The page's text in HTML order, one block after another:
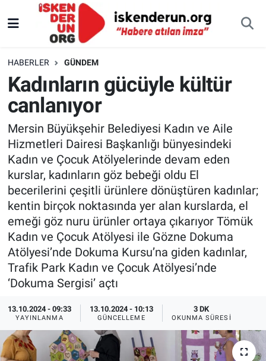
HABERLER GÜNDEM
Kadınların gücüyle kültür
canlanıyor
Mersin Büyükşehir Belediyesi Kadın ve Aile
Hizmetleri Dairesi Başkanlığı bünyesindeki
Kadın ve Çocuk Atölyelerinde devam eden
kurslar, kadınların göz bebeği oldu El
becerilerini çeşitli ürünlere dönüştüren kadınlar;
kentin birçok noktasında yer alan kurslarda, el
emeği göz nuru ürünler ortaya çıkarıyor Tömük
Kadın ve Çocuk Atölyesi ile Gözne Dokuma
Atölyesi’nde Dokuma Kursu’na giden kadınlar,
Trafik Park Kadın ve Çocuk Atölyesi’nde
‘Dokuma Sergisi’ açtı
13.10.2024 - 09:33
YAYINLANMA
13.10.2024 - 10:13
GÜNCELLEME
3 DK
OKUNMA SÜRESI